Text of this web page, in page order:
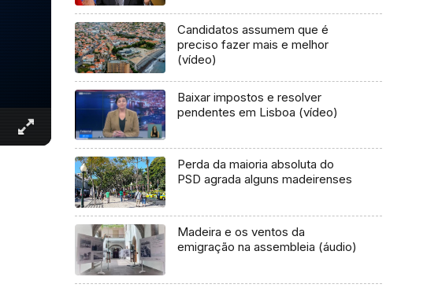
Candidatos assumem que é
preciso fazer mais e melhor
(vídeo)
Baixar impostos e resolver
pendentes em Lisboa (vídeo)
Perda da maioria absoluta do
PSD agrada alguns madeirenses
Madeira e os ventos da
emigração na assembleia (áudio)